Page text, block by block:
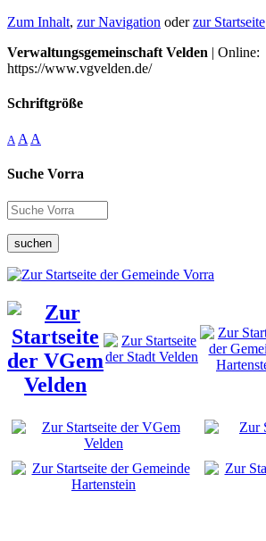
Zum Inhalt, zur Navigation oderzur Startseite
Verwaltungsgemeinschaft Velden | Online:
https://www.vgvelden.de/
Schriftgröße
A A A
Suche Vorra
suchen